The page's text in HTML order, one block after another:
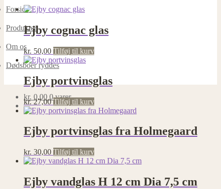
Forside
Produkter
Om os
Dødsboer ryddes
kr. 0,00 0 varer
Ejby cognac glas
kr. 50,00 Tilføj til kurv
Ejby portvinsglas
kr.27,00 Tilføj til kurv
Ejby portvinsglas fra Holmegaard
kr. 30,00 Tilføj til kurv
Ejby vandglas H 12 cm Dia 7,5 cm